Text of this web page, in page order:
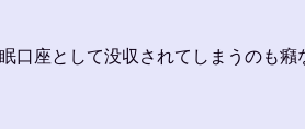
口座として没収されてしまうのも